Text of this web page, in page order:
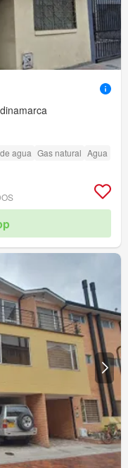
agua Gas natural Agua